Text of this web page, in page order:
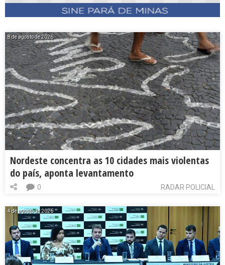
8 de agosto de 2026
Nordeste concentra as 10 cidades mais violentas
do país, aponta levantamento
RADAR POLICIAL
0
4 de agosto de 2026